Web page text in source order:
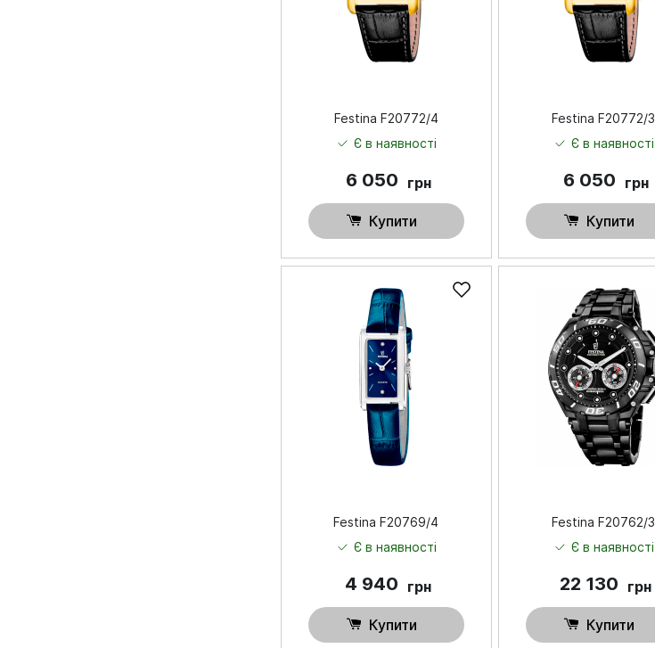
Festina F20772/4
Є в наявності
6 050 грн
Купити
Festina F20772/3
Є в наявності
6 050 грн
Купити
Festina F20769/4
Є в наявності
4 940 грн
Купити
Festina F20762/3
Є в наявності
22 130 грн
Купити